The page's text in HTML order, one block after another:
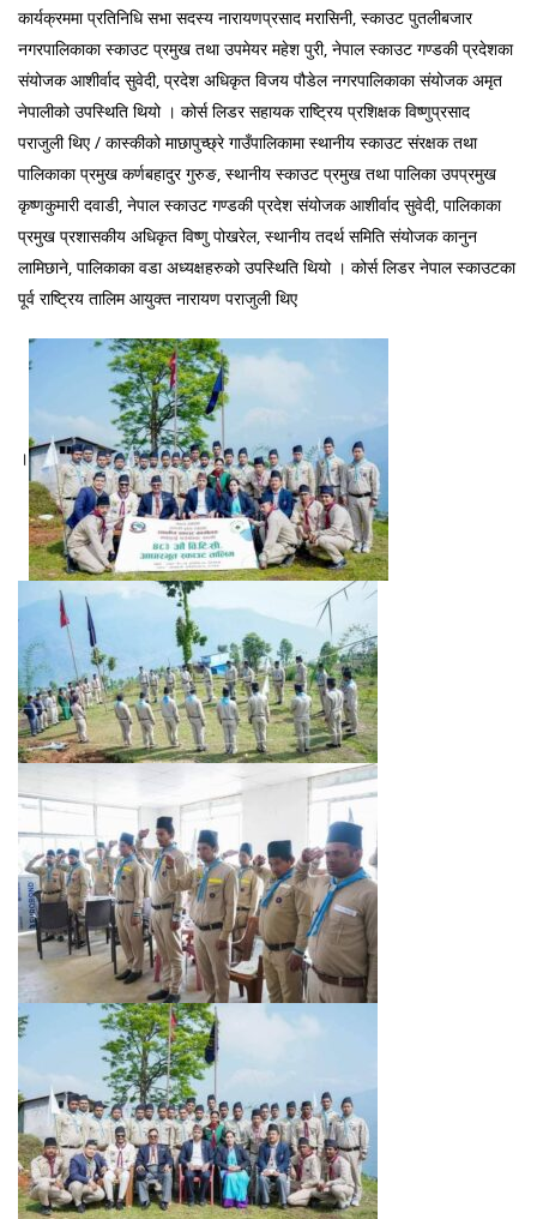
कार्यक्रममा प्रतिनिधि सभा सदस्य नारायणप्रसाद मरासिनी, स्काउट पुतलीबजार
नगरपालिकाका स्काउट प्रमुख तथा उपमेयर महेश पुरी, नेपाल स्काउट गण्डकी प्रदेशका
संयोजक आशीर्वाद सुवेदी, प्रदेश अधिकृत विजय पौडेल नगरपालिकाका संयोजक अमृत
नेपालीको उपस्थिति थियो । कोर्स लिडर सहायक राष्ट्रिय प्रशिक्षक विष्णुप्रसाद
पराजुली थिए / कास्कीको माछापुच्छ्रे गाउँपालिकामा स्थानीय स्काउट संरक्षक तथा
पालिकाका प्रमुख कर्णबहादुर गुरुङ, स्थानीय स्काउट प्रमुख तथा पालिका उपप्रमुख
कृष्णकुमारी दवाडी, नेपाल स्काउट गण्डकी प्रदेश संयोजक आशीर्वाद सुवेदी, पालिकाका
प्रमुख प्रशासकीय अधिकृत विष्णु पोखरेल, स्थानीय तदर्थ समिति संयोजक कानुन
लामिछाने, पालिकाका वडा अध्यक्षहरुको उपस्थिति थियो । कोर्स लिडर नेपाल स्काउटका
पूर्व राष्ट्रिय तालिम आयुक्त नारायण पराजुली थिए
।